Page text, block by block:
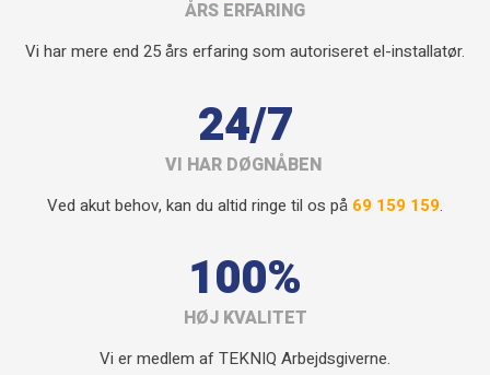
ÅRS ERFARING
Vi har mere end 25 års erfaring som autoriseret el-installatør.
24/7
VI HAR DØGNÅBEN
Ved akut behov, kan du altid ringe til os på 69 159 159.
100%
HØJ KVALITET
Vi er medlem af TEKNIQ Arbejdsgiverne.